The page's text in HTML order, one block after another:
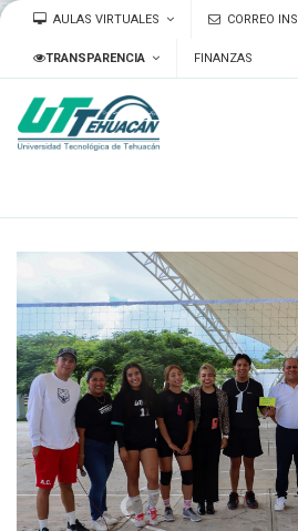
AULAS VIRTUALES CORREO
TRANSPARENCIA FINANZAS